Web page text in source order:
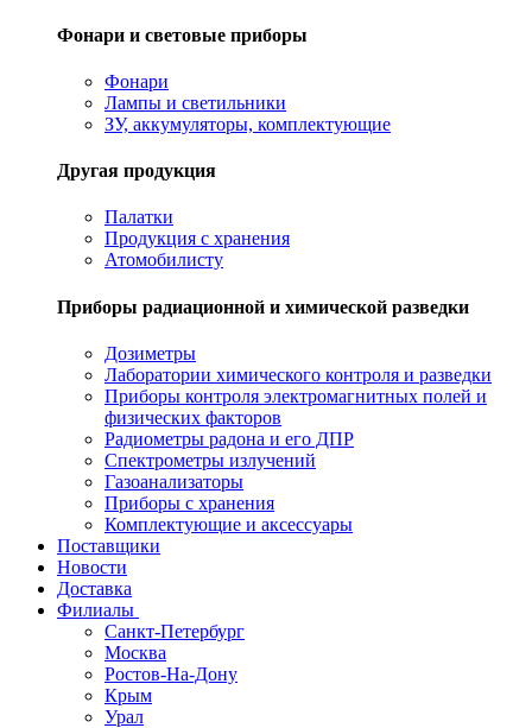
Фонари и световые приборы
Фонари
Лампы и светильники
ЗУ, аккумуляторы, комплектующие
Другая продукция
Палатки
Продукция с хранения
Атомобилисту
Приборы радиационной и химической разведки
Дозиметры
Лаборатории химического контроля и разведки
Приборы контроля электромагнитных полей и
физических факторов
Радиометры радона и его ДПР
Спектрометры излучений
Газоанализаторы
Приборы с хранения
Комплектующие и аксессуары
Поставщики
Новости
Доставка
Филиалы
Санкт-Петербург
Москва
Ростов-На-Дону
Крым
Урал